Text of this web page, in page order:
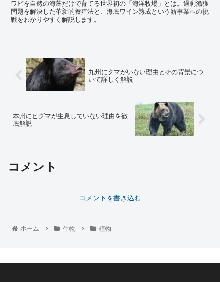
ワビを自然の海藻だけで育てる世界初の「海洋牧場」とは。過剰漁獲
問題を解決した革新的養殖法と、海底ワイン熟成という新事業への挑
戦をわかりやすく解説します。
九州にクマがいない理由とその背景につ
いて詳しく解説
本州にヒグマが生息していない理由を徹
底解説
コメント
コメントを書き込む
ホーム 生物 植物